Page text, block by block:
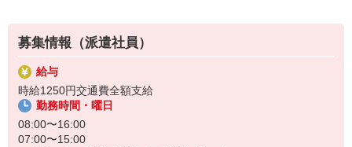
登録方法は、【オンライン】【電話】【登録会来場】の3つから
選べます♪
★★履歴書・証明写真は不要！★★
また、ご登録済の方はお仕事の紹介がスムーズです。
ご応募お待ちしています。
募集情報（派遣社員）
給与
時給1250円交通費全額支給
勤務時間・曜日
08:00〜16:00
07:00〜15:00